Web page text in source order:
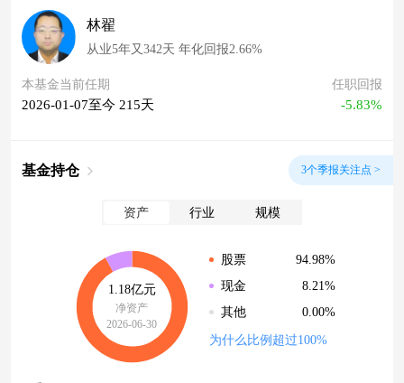
林翟
从业5年又342天 年化回报2.66%
本基金当前任期
2026-01-07至今 215天
任职回报
-5.83%
基金持仓 3个季报关注点 >
资产 行业 规模
1.18亿元
净资产
2026-06-30
股票
94.98%
现金
8.21%
其他
0.00%
为什么比例超过100%